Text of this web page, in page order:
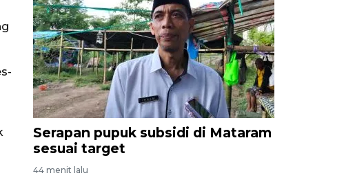
Serapan pupuk subsidi di Mataram
sesuai target
44 menit lalu